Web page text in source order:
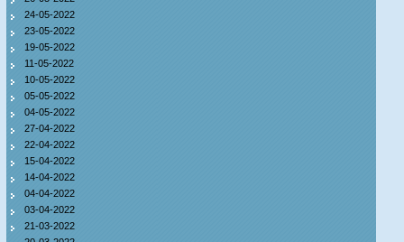
24-05-2022
23-05-2022
19-05-2022
11-05-2022
10-05-2022
05-05-2022
04-05-2022
27-04-2022
22-04-2022
15-04-2022
14-04-2022
04-04-2022
03-04-2022
21-03-2022